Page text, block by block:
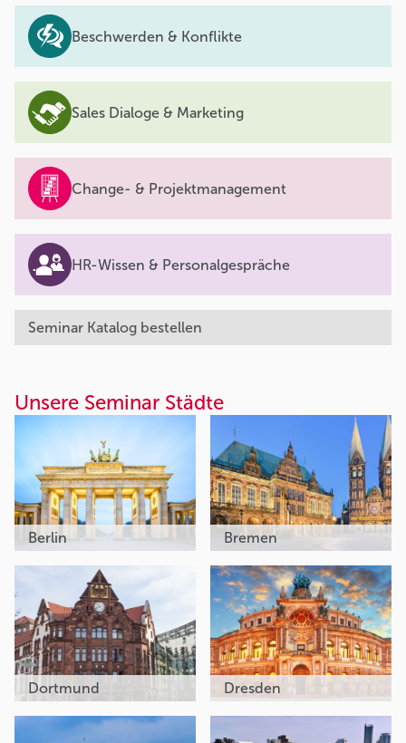
Beschwerden & Konflikte
Sales Dialoge & Marketing
Change- & Projektmanagement
HR-Wissen & Personalgespräche
Seminar Katalog bestellen
Unsere Seminar Städte
Berlin Bremen
Dortmund Dresden